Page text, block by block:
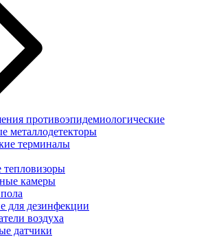
противоэпидемиологические
металлодетекторы
терминалы
камеры
для дезинфекции
воздуха
датчики